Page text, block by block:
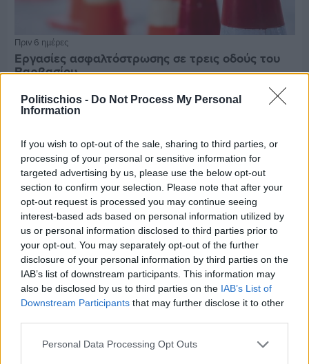
Politischios - Do Not Process My Personal
Information
If you wish to opt-out of the sale, sharing to third parties, or
processing of your personal or sensitive information for
targeted advertising by us, please use the below opt-out
section to confirm your selection. Please note that after your
opt-out request is processed you may continue seeing
interest-based ads based on personal information utilized by
us or personal information disclosed to third parties prior to
your opt-out. You may separately opt-out of the further
disclosure of your personal information by third parties on the
IAB’s list of downstream participants. This information may
also be disclosed by us to third parties on the IAB’s List of
Downstream Participants that may further disclose it to other
Personal Data Processing Opt Outs
Πριν 6 ημέρες
Εργασίες ασφαλτόστρωσης σε τρεις οδούς του
Βαρβασίου
Διακοπές ρεύματος: Συνασπισμό των
επιχειρήσεων προτείνει το Επιμελητήριο